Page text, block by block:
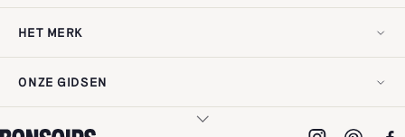
Neem contact met ons op!
Veelgestelde vragen
Klantbeoordelingen
Privacybeleid
HET MERK
Onze expertise
Onze engagementen
Recycling
Pro ruimte
ONZE GIDSEN
Uw bedlinnen kiezen